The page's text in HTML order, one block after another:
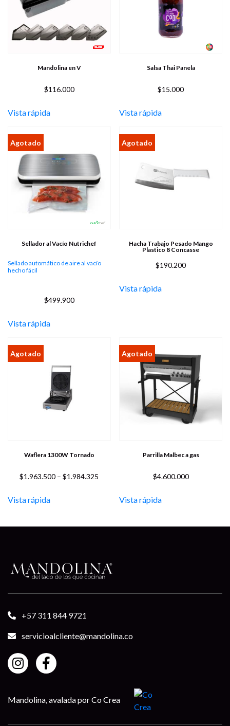
Mandolina en V
$116.000
Vista rápida
Salsa Thai Panela
$15.000
Vista rápida
Sellador al Vacío Nutrichef
Sellado automático de aire al vacío
hecho fácil
$499.900
Vista rápida
Hacha Trabajo Pesado Mango
Plastico 8 Concasse
$190.200
Vista rápida
Waflera 1300W Tornado
$1.963.500 – $1.984.325
$1.963.500
Vista rápida
Parrilla Malbec a gas
$4.600.000
Vista rápida
+57 311 844 9721
servicioalcliente@mandolina.co
Mandolina, avalada por Co Crea